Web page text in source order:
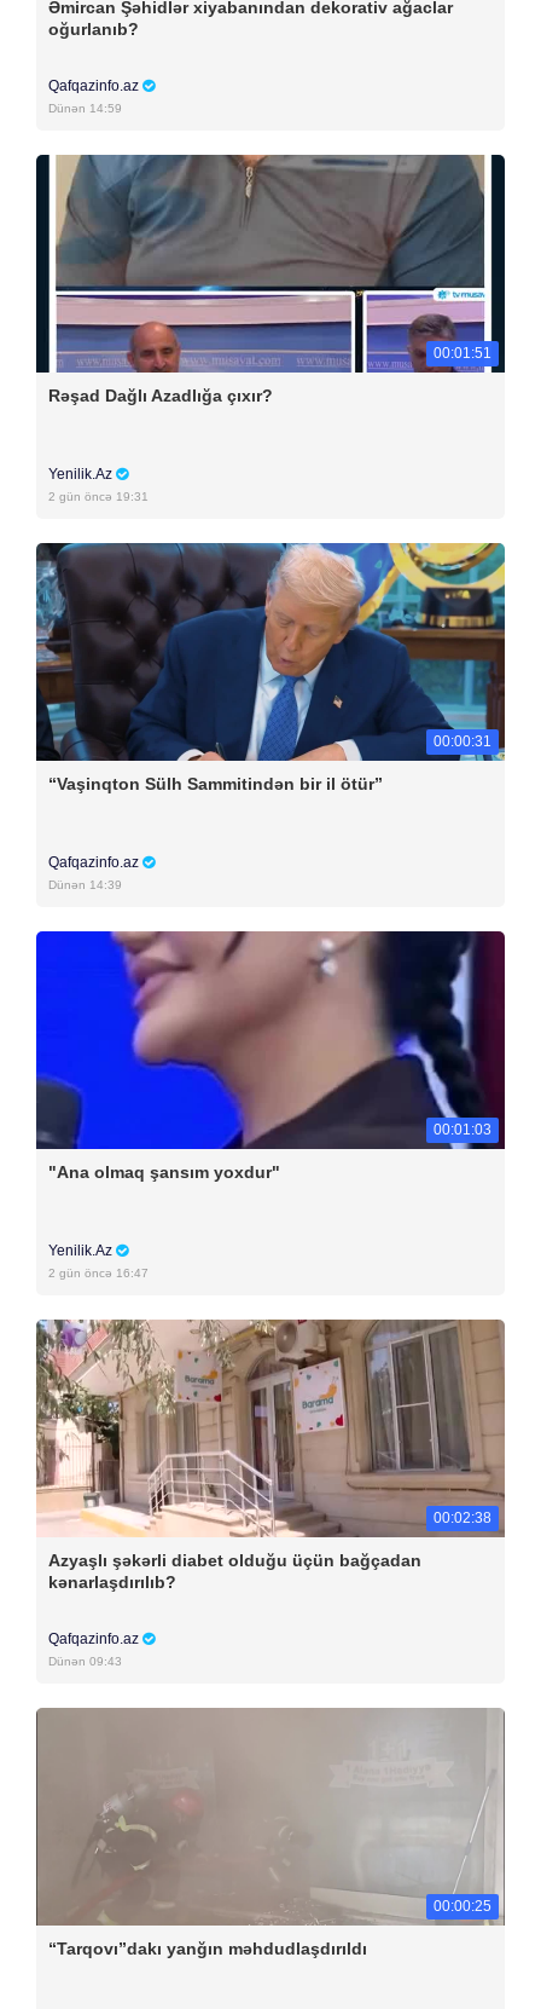
Əmircan Şəhidlər xiyabanından dekorativ ağaclar
oğurlanıb?
Qafqazinfo.az
Dünən 14:59
00:01:51
Rəşad Dağlı Azadlığa çıxır?
Yenilik.Az
2 gün öncə 19:31
00:00:31
“Vaşinqton Sülh Sammitindən bir il ötür”
Qafqazinfo.az
Dünən 14:39
00:01:03
"Ana olmaq şansım yoxdur"
Yenilik.Az
2 gün öncə 16:47
00:02:38
Azyaşlı şəkərli diabet olduğu üçün bağçadan
kənarlaşdırılıb?
Qafqazinfo.az
Dünən 09:43
00:00:25
“Tarqovı”dakı yanğın məhdudlaşdırıldı